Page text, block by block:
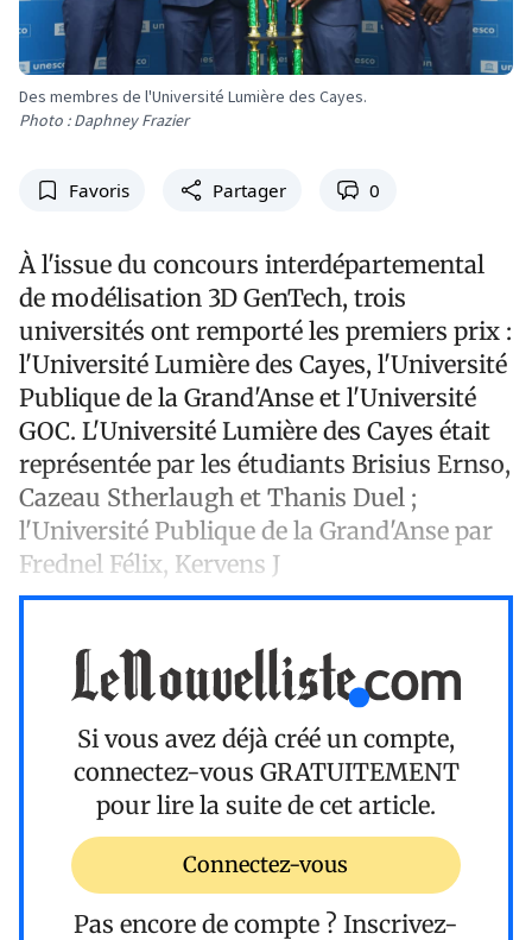
Des membres de l'Université Lumière des Cayes.
Photo : Daphney Frazier
Favoris Partager 0
À l'issue du concours interdépartemental
de modélisation 3D GenTech, trois
universités ont remporté les premiers prix :
l'Université Lumière des Cayes, l'Université
Publique de la Grand'Anse et l'Université
GOC. L'Université Lumière des Cayes était
représentée par les étudiants Brisius Ernso,
Cazeau Stherlaugh et Thanis Duel ;
l'Université Publique de la Grand'Anse par
Frednel Félix, Kervens J
Si vous avez déjà créé un compte,
connectez-vous GRATUITEMENT
pour lire la suite de cet article.
Connectez-vous
Pas encore de compte ? Inscrivez-